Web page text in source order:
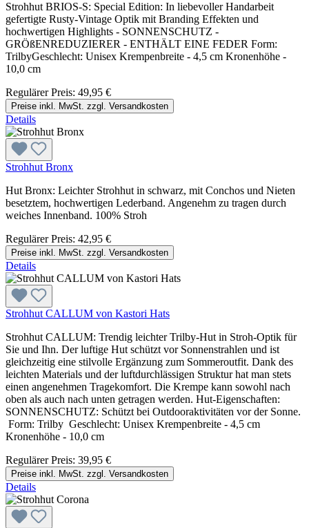
Strohhut BRIOS-S: Special Edition: In liebevoller Handarbeit
gefertigte Rusty-Vintage Optik mit Branding Effekten und
hochwertigen Highlights - SONNENSCHUTZ -
GRÖßENREDUZIERER - ENTHÄLT EINE FEDER Form:
TrilbyGeschlecht: Unisex Krempenbreite - 4,5 cm Kronenhöhe -
10,0 cm
Regulärer Preis: 49,95 €
Preise inkl. MwSt. zzgl. Versandkosten
Details
Strohhut Bronx
Hut Bronx: Leichter Strohhut in schwarz, mit Conchos und Nieten
besetztem, hochwertigen Lederband. Angenehm zu tragen durch
weiches Innenband. 100% Stroh
Regulärer Preis: 42,95 €
Preise inkl. MwSt. zzgl. Versandkosten
Details
Strohhut CALLUM von Kastori Hats
Strohhut CALLUM: Trendig leichter Trilby-Hut in Stroh-Optik für
Sie und Ihn. Der luftige Hut schützt vor Sonnenstrahlen und ist
gleichzeitig eine stilvolle Ergänzung zum Sommeroutfit. Dank des
leichten Materials und der luftdurchlässigen Struktur hat man stets
einen angenehmen Tragekomfort. Die Krempe kann sowohl nach
oben als auch nach unten getragen werden. Hut-Eigenschaften:
SONNENSCHUTZ: Schützt bei Outdooraktivitäten vor der Sonne.
Form: Trilby Geschlecht: Unisex Krempenbreite - 4,5 cm
Kronenhöhe - 10,0 cm
Regulärer Preis: 39,95 €
Preise inkl. MwSt. zzgl. Versandkosten
Details